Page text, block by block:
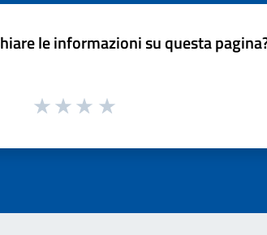
le informazioni su questa